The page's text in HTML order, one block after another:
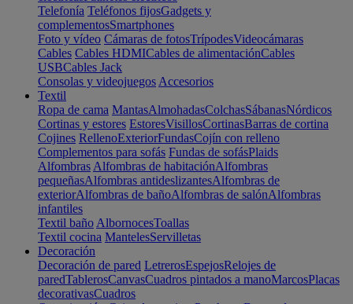
Telefonía Teléfonos fijosGadgets y
complementosSmartphones
Foto y vídeo Cámaras de fotosTrípodesVideocámaras
Cables Cables HDMICables de alimentaciónCables
USBCables Jack
Consolas y videojuegos Accesorios
Textil
Ropa de cama MantasAlmohadasColchasSábanasNórdicos
Cortinas y estores EstoresVisillosCortinasBarras de cortina
Cojines RellenoExteriorFundasCojín con relleno
Complementos para sofás Fundas de sofásPlaids
Alfombras Alfombras de habitaciónAlfombras
pequeñasAlfombras antideslizantesAlfombras de
exteriorAlfombras de bañoAlfombras de salónAlfombras
infantiles
Textil baño AlbornocesToallas
Textil cocina MantelesServilletas
Decoración
Decoración de pared LetrerosEspejosRelojes de
paredTablerosCanvasCuadros pintados a manoMarcosPlacas
decorativasCuadros